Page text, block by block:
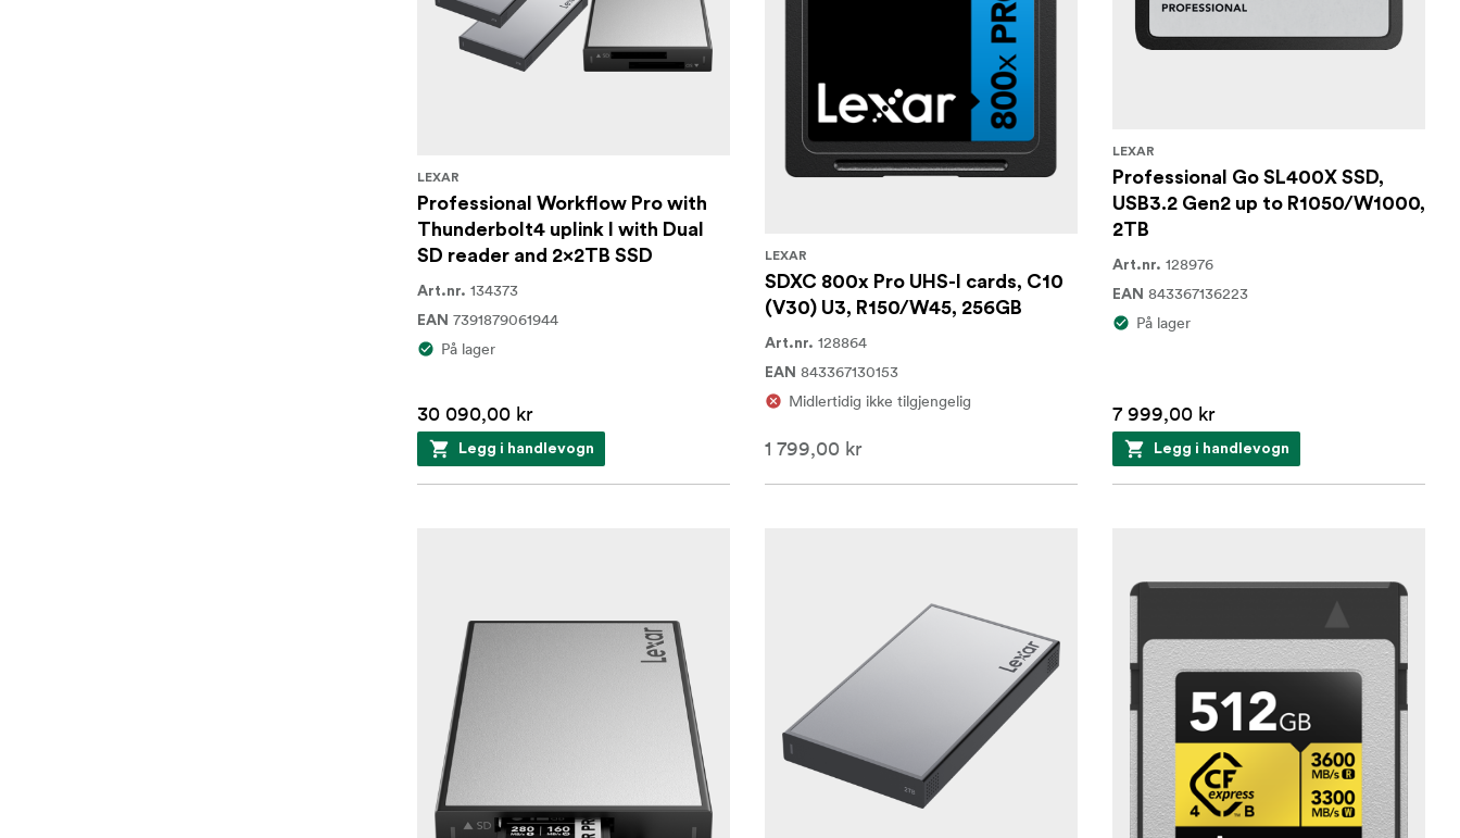
LEXAR
Professional Workflow Pro with
Thunderbolt4 uplink I with Dual
SD reader and 2x2TB SSD
Art.nr. 134373
EAN 7391879061944
På lager
30 090,00 kr
Legg i handlevogn
LEXAR
SDXC 800x Pro UHS-I cards, C10
(V30) U3, R150/W45, 256GB
Art.nr. 128864
EAN 843367130153
Midlertidig ikke tilgjengelig
1 799,00 kr
LEXAR
Professional Go SL400X SSD,
USB3.2 Gen2 up to R1050/W1000,
2TB
Art.nr. 128976
EAN 843367136223
På lager
7 999,00 kr
Legg i handlevogn